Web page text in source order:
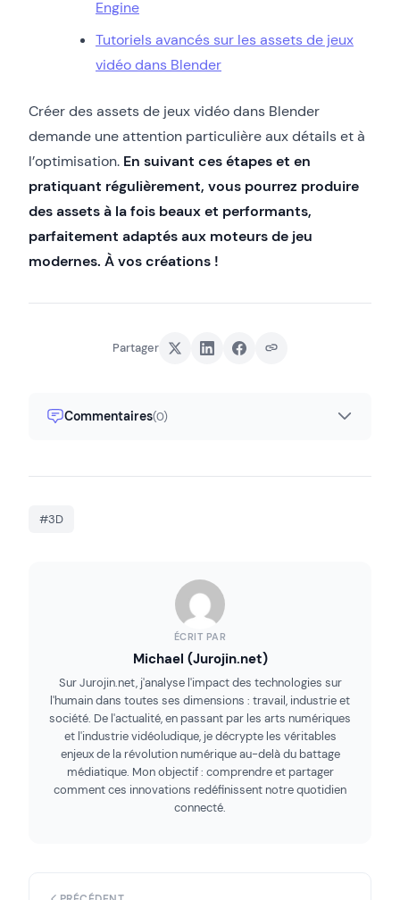
Engine
Tutoriels avancés sur les assets de jeux
vidéo dans Blender
Créer des assets de jeux vidéo dans Blender
demande une attention particulière aux détails et à
l’optimisation. En suivant ces étapes et en
pratiquant régulièrement, vous pourrez produire
des assets à la fois beaux et performants,
parfaitement adaptés aux moteurs de jeu
modernes. À vos créations !
Partager
Commentaires(0)
#3D
ÉCRIT PAR
Michael (Jurojin.net)
Sur Jurojin.net, j'analyse l'impact des technologies sur
l'humain dans toutes ses dimensions : travail, industrie et
société. De l'actualité, en passant par les arts numériques
et l'industrie vidéoludique, je décrypte les véritables
enjeux de la révolution numérique au-delà du battage
médiatique. Mon objectif : comprendre et partager
comment ces innovations redéfinissent notre quotidien
connecté.